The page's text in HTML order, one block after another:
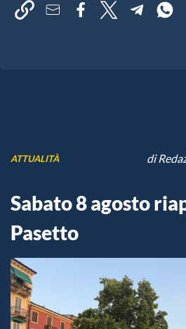
ATTUALITÀ di
Sabato 8 agosto
Pasetto